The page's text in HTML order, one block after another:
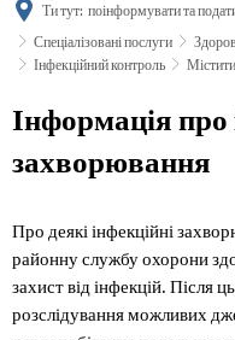
Ти тут: поінформувати та
Спеціалізовані послуги
Інфекційний контроль
Містити
інфекційні
Інформація про
захворювання
Про деякі інфекційні
районну службу охорони
захист від інфекцій. Після
розслідування можливих